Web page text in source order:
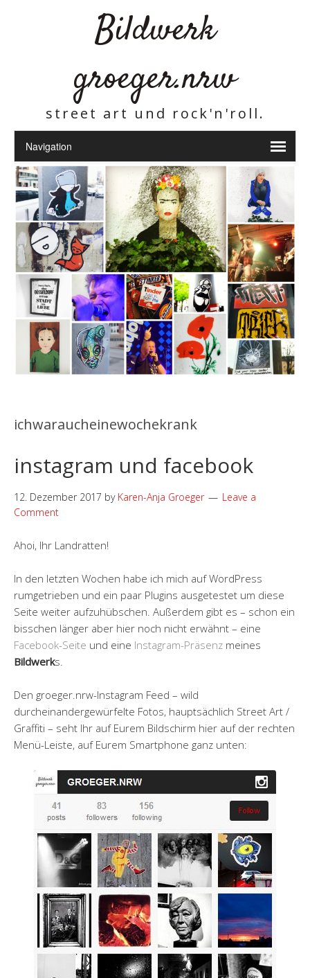
Bildwerk
groeger.nrw
street art und rock'n'roll.
ichwaraucheinewochekrank
instagram und facebook
12. Dezember 2017 by Karen-Anja Groeger
Leave a
Comment
Ahoi, Ihr Landratten!
In den letzten Wochen habe ich mich auf WordPress
rumgetrieben und ein paar Plugins ausgetestet um diese
Seite weiter aufzuhübschen. Außerdem gibt es – schon ein
bisschen länger aber hier noch nicht erwähnt – eine
Facebook-Seite und eine Instagram-Präsenz meines
Bildwerks.
Den groeger.nrw-Instagram Feed – wild
durcheinandergewürfelte Fotos, hauptsächlich Street Art /
Graffiti – seht Ihr auf Eurem Bildschirm hier auf der rechten
Menü-Leiste, auf Eurem Smartphone ganz unten: